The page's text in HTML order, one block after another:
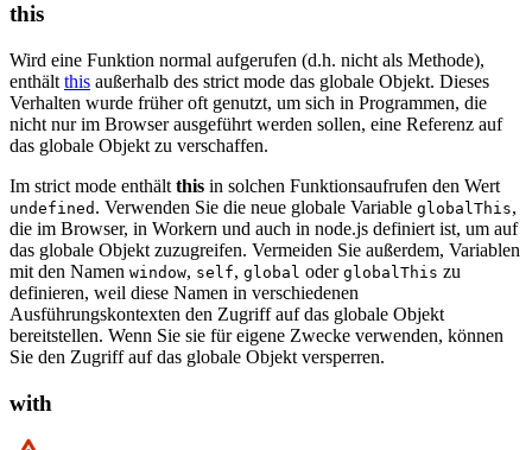
this
Wird eine Funktion normal aufgerufen (d.h. nicht als Methode),
enthält this außerhalb des strict mode das globale Objekt. Dieses
Verhalten wurde früher oft genutzt, um sich in Programmen, die
nicht nur im Browser ausgeführt werden sollen, eine Referenz auf
das globale Objekt zu verschaffen.
Im strict mode enthält this in solchen Funktionsaufrufen den Wert
undefined . Verwenden Sie die neue globale Variable globalThis,
die im Browser, in Workern und auch in node.js definiert ist, um auf
das globale Objekt zuzugreifen. Vermeiden Sie außerdem, Variablen
mit den Namen window, self, global oder globalThis zu
definieren, weil diese Namen in verschiedenen
Ausführungskontexten den Zugriff auf das globale Objekt
bereitstellen. Wenn Sie sie für eigene Zwecke verwenden, können
Sie den Zugriff auf das globale Objekt versperren.
with